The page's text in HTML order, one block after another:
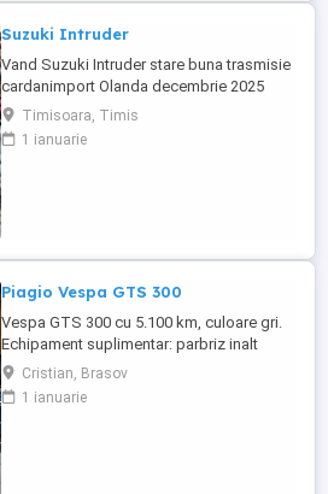
Suzuki Intruder
Vand Suzuki Intruder stare buna trasmisie
cardanimport Olanda decembrie 2025
inmatriculat RO IN FEBRUARIE Nu raspund
la mesaje.Schimb cu ATV plus sau minus
diferenta
Timisoara, Timis
1 ianuarie
Piagio Vespa GTS 300
Vespa GTS 300 cu 5.100 km, culoare gri.
Echipament suplimentar: parbriz inalt
Faco (montat 2026), geanta portbagaj
Classic; prelungitor scarite pasager;
suspensie fata Bitubo si frane fata spate
Cristian, Brasov
1 ianuarie